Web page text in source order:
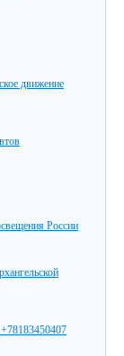
движение
России